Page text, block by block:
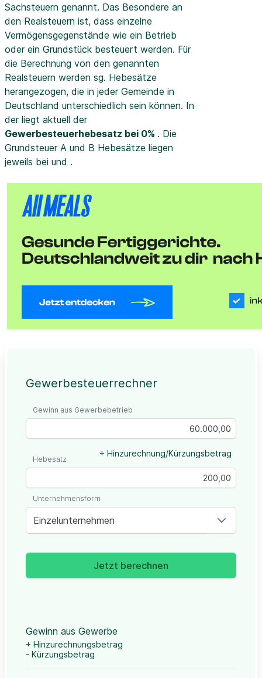
Sachsteuern genannt. Das Besondere an
den Realsteuern ist, dass einzelne
Vermögensgegenstände wie ein Betrieb
oder ein Grundstück besteuert werden. Für
die Berechnung von den genannten
Realsteuern werden sg. Hebesätze
herangezogen, die in jeder Gemeinde in
Deutschland unterschiedlich sein können. In
der liegt aktuell der
Gewerbesteuerhebesatz bei 0% . Die
Grundsteuer A und B Hebesätze liegen
jeweils bei und .
Gewerbesteuerrechner
Gewinn aus Gewerbebetrieb
+ Hinzurechnung/Kürzungsbetrag
Hebesatz
Einzelunternehmen
Unternehmensform
Jetzt berechnen
Gewinn aus Gewerbe
+ Hinzurechnungsbetrag
- Kürzungsbetrag